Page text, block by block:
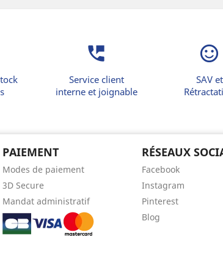
perm_phone_msg
Service client
interne et joignable
sentiment_satisfied_alt
SAV et
PAIEMENT
Modes de paiement
3D Secure
Mandat administratif
RÉSEAUX
Facebook
Instagram
Pinterest
Blog